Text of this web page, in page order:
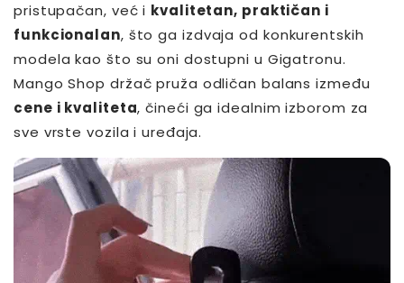
pristupačan, već i kvalitetan, praktičan i
funkcionalan, što ga izdvaja od konkurentskih
modela kao što su oni dostupni u Gigatronu.
Mango Shop držač pruža odličan balans između
cene i kvaliteta, čineći ga idealnim izborom za
sve vrste vozila i uređaja.